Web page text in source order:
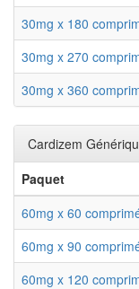
30mg x 180
30mg x 270
30mg x 360
Cardizem
Paquet
60mg x 60
60mg x 90
60mg x 120